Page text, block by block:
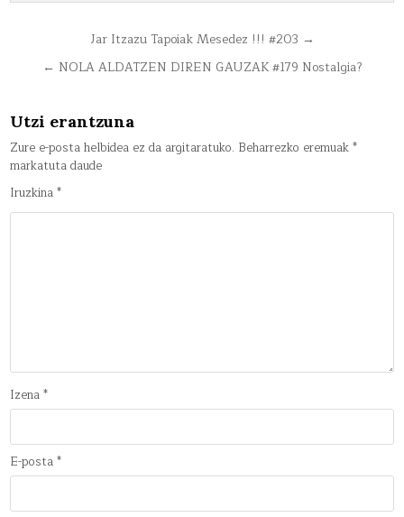
Bidalketetan
zehar
Jar Itzazu Tapoiak Mesedez !!! #203 →
← NOLA ALDATZEN DIREN GAUZAK #179 Nostalgia?
Utzi erantzuna
Zure e-posta helbidea ez da argitaratuko. Beharrezko eremuak*
markatuta daude
Iruzkina*
Izena*
E-posta*